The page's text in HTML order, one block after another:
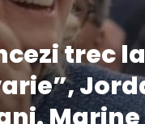
trec
Marine